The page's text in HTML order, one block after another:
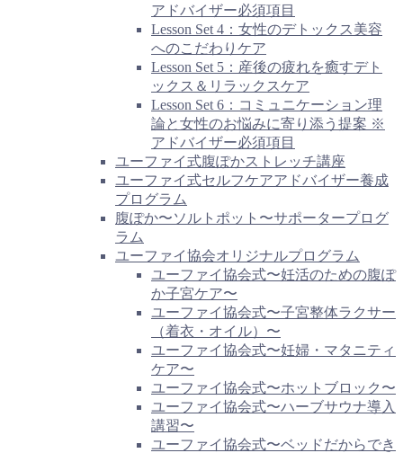
アドバイザー必須項目
Lesson Set 4：女性のデトックス美容
へのこだわりケア
Lesson Set 5：産後の疲れを癒すデト
ックス＆リラックスケア
Lesson Set 6：コミュニケーション理
論と女性のお悩みに寄り添う提案 ※
アドバイザー必須項目
ユーファイ式腹ぽかストレッチ講座
ユーファイ式セルフケアアドバイザー養成
プログラム
腹ぽか〜ソルトポット〜サポータープログ
ラム
ユーファイ協会オリジナルプログラム
ユーファイ協会式〜妊活のための腹ぽ
か子宮ケア〜
ユーファイ協会式〜子宮整体ラクサー
（着衣・オイル）〜
ユーファイ協会式〜妊婦・マタニティ
ケア〜
ユーファイ協会式〜ホットブロック〜
ユーファイ協会式〜ハーブサウナ導入
講習〜
ユーファイ協会式〜ベッドだからでき